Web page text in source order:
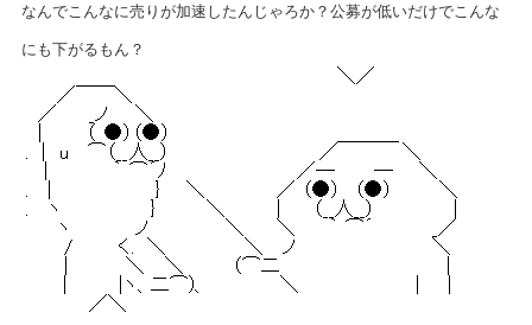
なんでこんなに売りが加速したんじゃろか？公募が低いだけでこんな
にも下がるもん？